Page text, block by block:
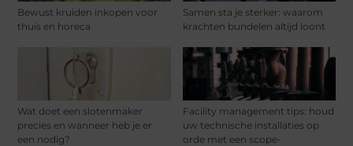
Bewust kruiden inkopen voor
thuis en horeca
Samen sta je sterker: waarom
krachten bundelen altijd loont
Wat doet een slotenmaker
precies en wanneer heb je er
een nodig?
Facility management tips: houd
uw technische installaties op
orde met een scope-